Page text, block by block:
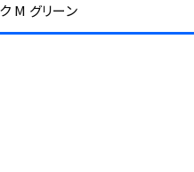
M グリーン